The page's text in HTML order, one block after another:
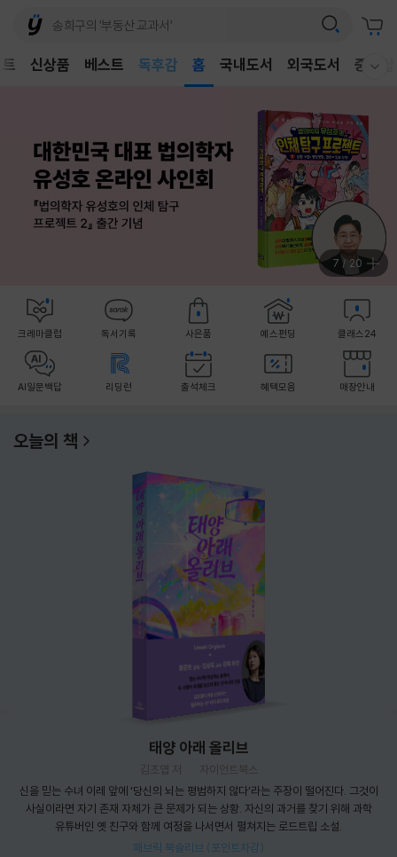
신상품 베스트
어린이
홈 국내도서 외국도서 중고샵
7 / 20
크레마클럽 독서기록 사은품 예스펀딩 클래스24
AI일문백답 리딩런 출석체크 혜택모음 매장안내
오늘의 책
태양 아래 올리브
김초엽 저
자이언트북스
신을 믿는 수녀 이레 앞에 ‘당신의 뇌는 평범하지 않다’라는 주장이 떨어진다. 그것이
사실이라면 자기 존재 자체가 큰 문제가 되는 상황. 자신의 과거를 찾기 위해 과학
유튜버인 옛 친구와 함께 여정을 나서면서 펼쳐지는 로드트립 소설.
패브릭 북슬리브 (포인트차감)